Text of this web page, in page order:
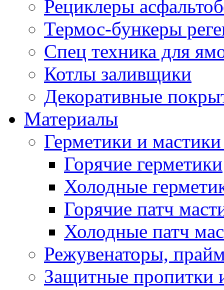
Рециклеры
Термос-бункеры
Спец техника для
Котлы заливщики
Декоративные
Материалы
Герметики и
Горячие герметики
Холодные
Горячие патч
Холодные патч
Режувенаторы,
Защитные пропитки